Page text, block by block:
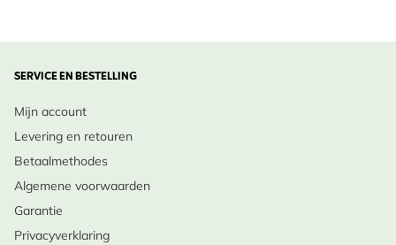
SERVICE EN BESTELLING
Mijn account
Levering en retouren
Betaalmethodes
Algemene voorwaarden
Garantie
Privacyverklaring